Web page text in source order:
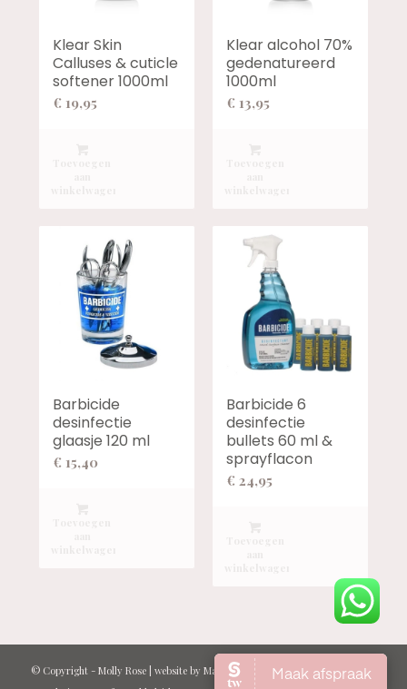
Klear Skin
Calluses & cuticle
softener 1000ml
€ 19,95
Klear alcohol 70%
gedenatureerd
1000ml
€ 13,95
Barbicide
desinfectie
glaasje 120 ml
€ 15,40
Barbicide 6
desinfectie
bullets 60 ml &
sprayflacon
€ 24,95
© Copyright - Molly Rose| website by Marcel Kraan